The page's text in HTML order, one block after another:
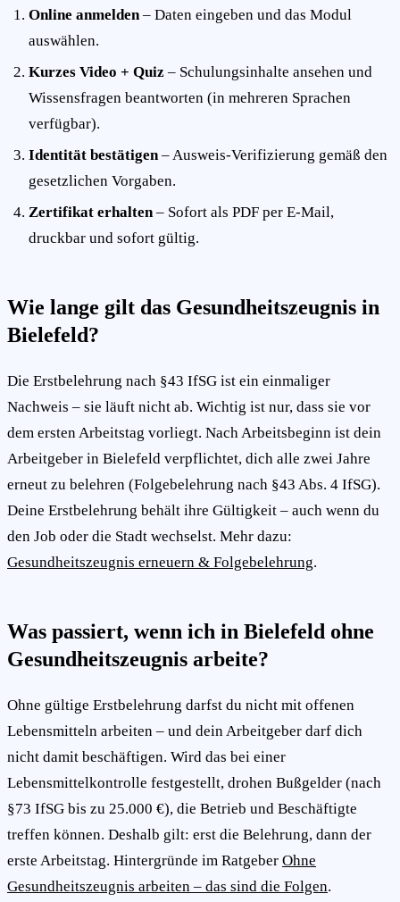
Online anmelden– Daten eingeben und das Modul
auswählen.
Kurzes Video + Quiz – Schulungsinhalte ansehen und
Wissensfragen beantworten (in mehreren Sprachen
verfügbar).
Identität bestätigen– Ausweis-Verifizierung gemäß den
gesetzlichen Vorgaben.
Zertifikat erhalten – Sofort als PDF per E-Mail,
druckbar und sofort gültig.
Wie lange gilt das Gesundheitszeugnis in
Bielefeld?
Die Erstbelehrung nach §43 IfSG ist ein einmaliger
Nachweis – sie läuft nicht ab. Wichtig ist nur, dass sie vor
dem ersten Arbeitstag vorliegt. Nach Arbeitsbeginn ist dein
Arbeitgeber in Bielefeld verpflichtet, dich alle zwei Jahre
erneut zu belehren (Folgebelehrung nach §43 Abs. 4 IfSG).
Deine Erstbelehrung behält ihre Gültigkeit – auch wenn du
den Job oder die Stadt wechselst. Mehr dazu:
Gesundheitszeugnis erneuern & Folgebelehrung.
Was passiert, wenn ich in Bielefeld ohne
Gesundheitszeugnis arbeite?
Ohne gültige Erstbelehrung darfst du nicht mit offenen
Lebensmitteln arbeiten – und dein Arbeitgeber darf dich
nicht damit beschäftigen. Wird das bei einer
Lebensmittelkontrolle festgestellt, drohen Bußgelder (nach
§73 IfSG bis zu 25.000 €), die Betrieb und Beschäftigte
treffen können. Deshalb gilt: erst die Belehrung, dann der
erste Arbeitstag. Hintergründe im Ratgeber Ohne
Gesundheitszeugnis arbeiten – das sind die Folgen.